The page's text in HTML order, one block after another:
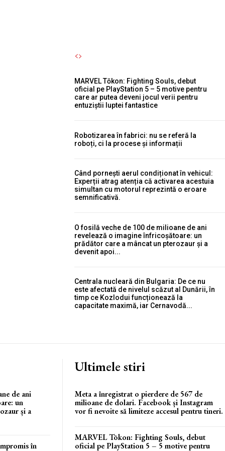
MARVEL Tōkon: Fighting Souls, debut
oficial pe PlayStation 5 – 5 motive pentru
care ar putea deveni jocul verii pentru
entuziștii luptei fantastice
Robotizarea în fabrici: nu se referă la
roboți, ci la procese și informații
Când pornești aerul condiționat în vehicul:
Experții atrag atenția că activarea acestuia
simultan cu motorul reprezintă o eroare
semnificativă.
O fosilă veche de 100 de milioane de ani
revelează o imagine înfricoșătoare: un
prădător care a mâncat un pterozaur și a
devenit apoi...
Centrala nucleară din Bulgaria: De ce nu
este afectată de nivelul scăzut al Dunării, în
timp ce Kozlodui funcționează la
capacitate maximă, iar Cernavodă...
de ani
un
și a
în
Ultimele stiri
Meta a înregistrat o pierdere de 567 de
milioane de dolari. Facebook și Instagram
vor fi nevoite să limiteze accesul pentru tineri.
MARVEL Tōkon: Fighting Souls, debut
oficial pe PlayStation 5 – 5 motive pentru